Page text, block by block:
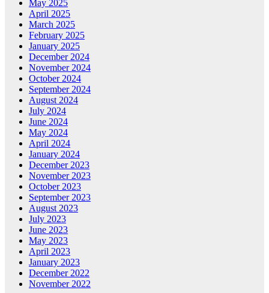
May 2025
April 2025
March 2025
February 2025
January 2025
December 2024
November 2024
October 2024
September 2024
August 2024
July 2024
June 2024
May 2024
April 2024
January 2024
December 2023
November 2023
October 2023
September 2023
August 2023
July 2023
June 2023
May 2023
April 2023
January 2023
December 2022
November 2022